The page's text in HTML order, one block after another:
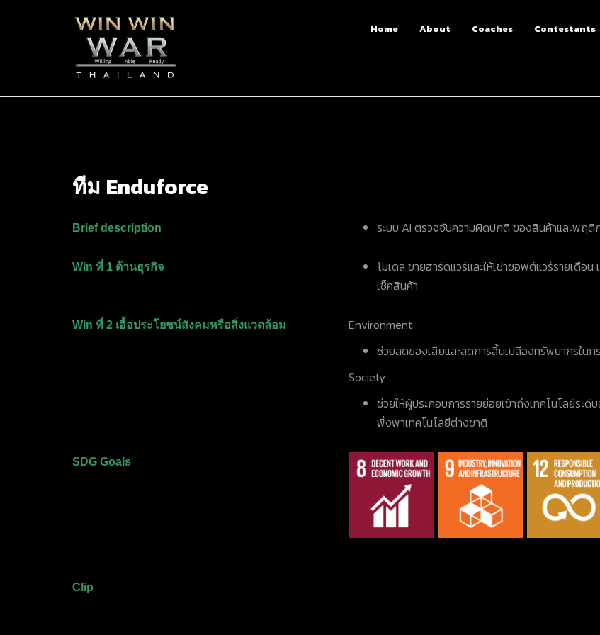
Home About Coaches Contestants
ทีม Enduforce
Brief description ระบบ AI ตรวจจับความผิดปกติ ของสินค้าและพฤติ
Win ที่ 1 ด้านธุรกิจ
โมเดล ขายฮาร์ดแวร์และให้เช่าซอฟต์แวร์รายเดื
เช็คสินค้า
Win ที่ 2 เอื้อประโยชน์สังคมหรือสิ่งแวดล้อม
Environment
ช่วยลดของเสียและลดการสิ้นเปลืองทรัพยากรใน
Society
ช่วยให้ผู้ประกอบการรายย่อยเข้าถึงเทคโนโลยีระ
พึ่งพาเทคโนโลยีต่างชาติ
SDG Goals
Clip